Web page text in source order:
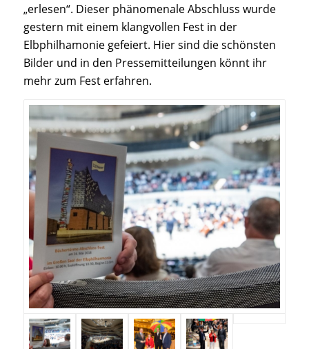
„erlesen“. Dieser phänomenale Abschluss wurde
gestern mit einem klangvollen Fest in der
Elbphilhamonie gefeiert. Hier sind die schönsten
Bilder und in den Pressemitteilungen könnt ihr
mehr zum Fest erfahren.